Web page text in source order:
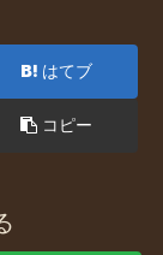
はてブ
コピー